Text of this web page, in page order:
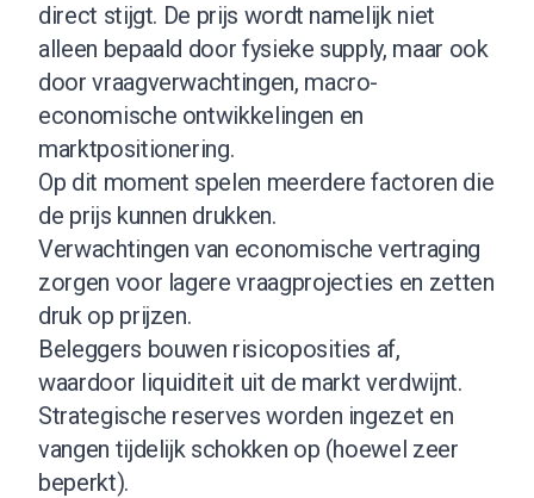
direct stijgt. De prijs wordt namelijk niet
alleen bepaald door fysieke supply, maar ook
door vraagverwachtingen, macro-
economische ontwikkelingen en
marktpositionering.
Op dit moment spelen meerdere factoren die
de prijs kunnen drukken.
Verwachtingen van economische vertraging
zorgen voor lagere vraagprojecties en zetten
druk op prijzen.
Beleggers bouwen risicoposities af,
waardoor liquiditeit uit de markt verdwijnt.
Strategische reserves worden ingezet en
vangen tijdelijk schokken op (hoewel zeer
beperkt).